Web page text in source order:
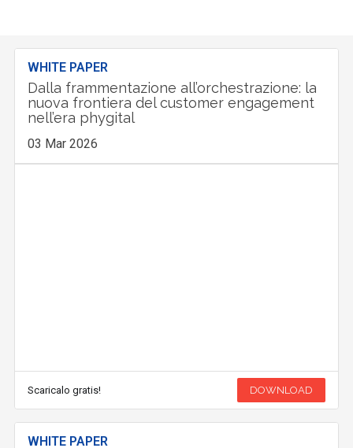
WHITE PAPER
Dalla frammentazione all’orchestrazione: la
nuova frontiera del customer engagement
nell’era phygital
03 Mar 2026
Scaricalo gratis! DOWNLOAD
WHITE PAPER